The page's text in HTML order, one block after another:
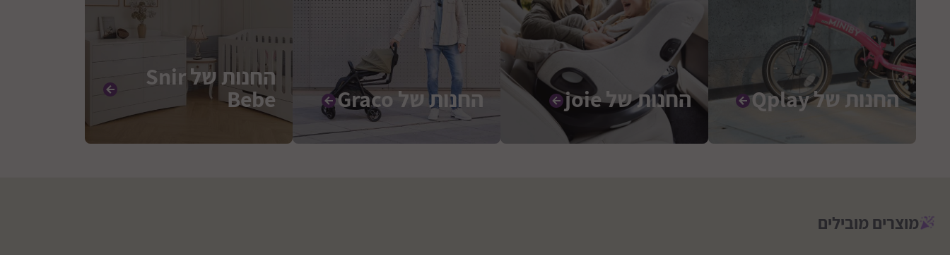
החנות של Qplay החנות של joie החנות של Graco
החנות של Snir
Bebe
מוצרים מובילים